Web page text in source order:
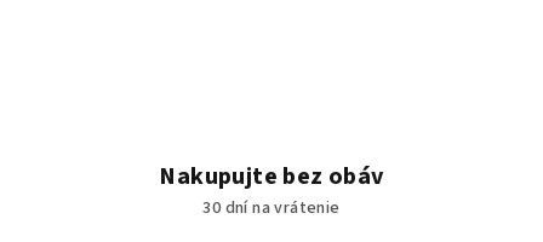
s
u
Nakupujte bez obáv
30 dní na vrátenie